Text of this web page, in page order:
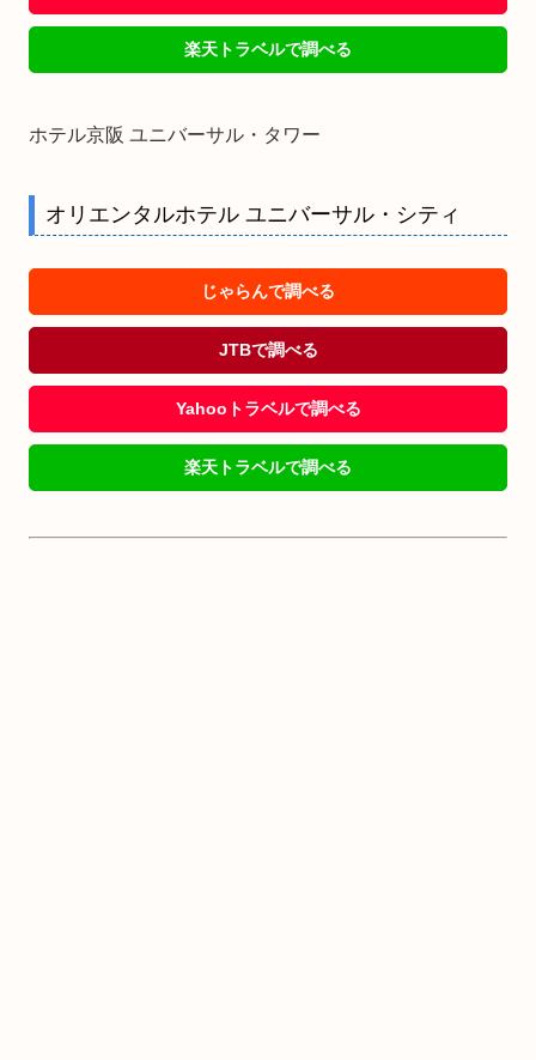
楽天トラベルで調べる
ホテル京阪 ユニバーサル・タワー
オリエンタルホテル ユニバーサル・シティ
じゃらんで調べる
JTBで調べる
Yahooトラベルで調べる
楽天トラベルで調べる